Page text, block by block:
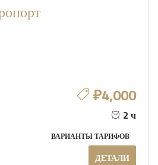
₽4,000
2 ч
ВАРИАНТЫ ТАРИФОВ
ДЕТАЛИ